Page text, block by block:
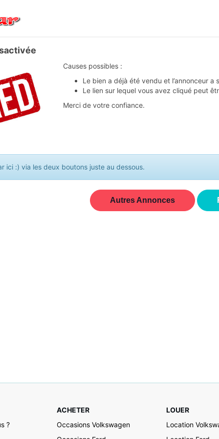
Causes possibles :
Le bien a déjà été vendu et l’annonceur a
Le lien sur lequel vous avez cliqué peut
Merci de votre confiance.
ici :) via les deux boutons juste au dessous.
Autres Annonces
?
ACHETER
Occasions Volkswagen
LOUER
Location